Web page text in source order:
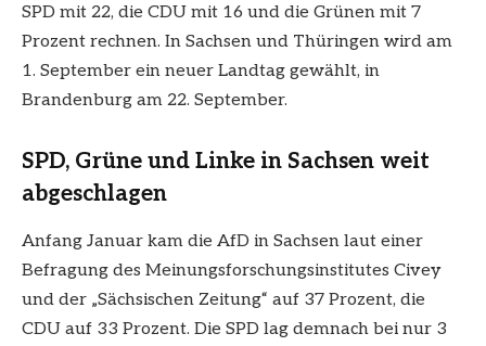
SPD mit 22, die CDU mit 16 und die Grünen mit 7
Prozent rechnen. In Sachsen und Thüringen wird am
1. September ein neuer Landtag gewählt, in
Brandenburg am 22. September.
SPD, Grüne und Linke in Sachsen weit
abgeschlagen
Anfang Januar kam die AfD in Sachsen laut einer
Befragung des Meinungsforschungsinstitutes Civey
und der „Sächsischen Zeitung“ auf 37 Prozent, die
CDU auf 33 Prozent. Die SPD lag demnach bei nur 3